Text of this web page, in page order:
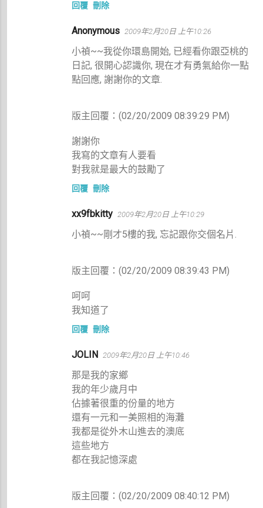
回覆 刪除
Anonymous 2009年2月20日 上午10:26
小禎~~我從你環島開始, 已經看你跟亞桃的
日記, 很開心認識你, 現在才有勇氣給你一點
點回應, 謝謝你的文章.
版主回覆：(02/20/2009 08:39:29 PM)
謝謝你
我寫的文章有人要看
對我就是最大的鼓勵了
回覆 刪除
xx9fbkitty 2009年2月20日 上午10:29
小禎~~剛才5樓的我, 忘記跟你交個名片.
版主回覆：(02/20/2009 08:39:43 PM)
呵呵
我知道了
回覆 刪除
JOLIN 2009年2月20日 上午10:46
那是我的家鄉
我的年少歲月中
佔據著很重的份量的地方
還有一元和一美照相的海灘
我都是從外木山進去的澳底
這些地方
都在我記憶深處
版主回覆：(02/20/2009 08:40:12 PM)